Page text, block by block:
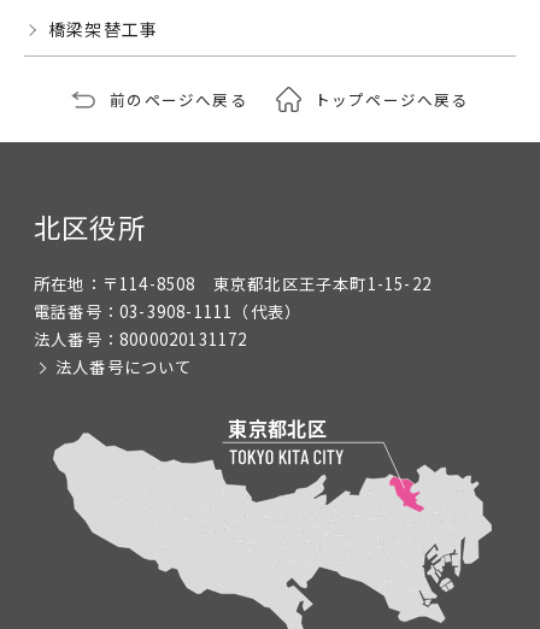
橋梁架替工事
前のページへ戻る トップページへ戻る
北区役所
所在地： 〒114-8508 東京都北区王子本町1-15-22
電話番号： 03-3908-1111 （代表）
法人番号： 8000020131172
法人番号について